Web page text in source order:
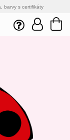
barvy s certifikáty